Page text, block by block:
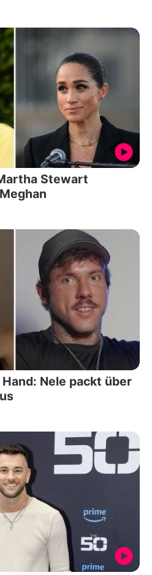
Stewart
Nele packt über